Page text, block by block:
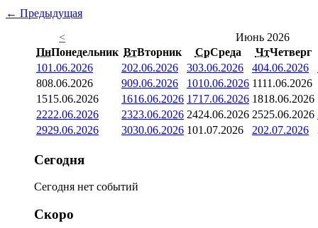
← Предыдущая
<
Июнь 2026
ПнПонедельник ВтВторник СрСреда ЧтЧетверг
101.06.2026 202.06.2026 303.06.2026 404.06.2026
808.06.2026 909.06.2026 1010.06.2026 1111.06.2026
1515.06.2026 1616.06.2026 1717.06.2026 1818.06.2026
2222.06.2026 2323.06.2026 2424.06.2026 2525.06.2026
2929.06.2026 3030.06.2026 101.07.2026 202.07.2026
Сегодня
Сегодня нет событий
Скоро